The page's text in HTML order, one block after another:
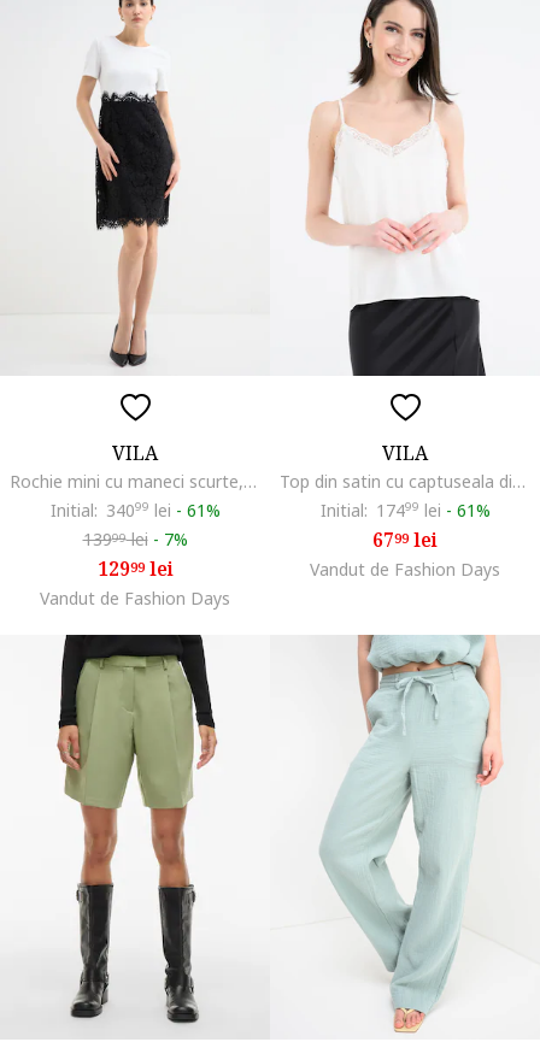
VILA
Rochie mini cu maneci scurte, Alb/Negru
Initial: 34099 lei - 61%
13999lei - 7%
12999lei
Vandut de Fashion Days
VILA
Top din satin cu captuseala din dantela, Alb
Initial: 17499 lei - 61%
6799lei
Vandut de Fashion Days